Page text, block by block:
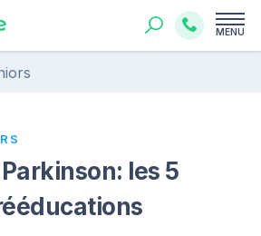
MENU
les 5